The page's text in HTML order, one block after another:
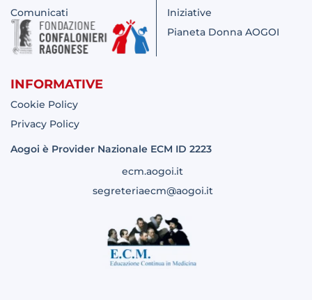
Comunicati
Iniziative
Pianeta Donna AOGOI
INFORMATIVE
Cookie Policy
Privacy Policy
Aogoi è Provider Nazionale ECM ID 2223
ecm.aogoi.it
segreteriaecm@aogoi.it